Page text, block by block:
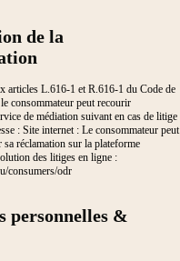
de la
articles L.616-1 et R.616-1 du Code de
consommateur peut recourir
de médiation suivant en cas de litige
: Site internet : Le consommateur peut
sa réclamation sur la plateforme
des litiges en ligne :
consumers/odr
personnelles &